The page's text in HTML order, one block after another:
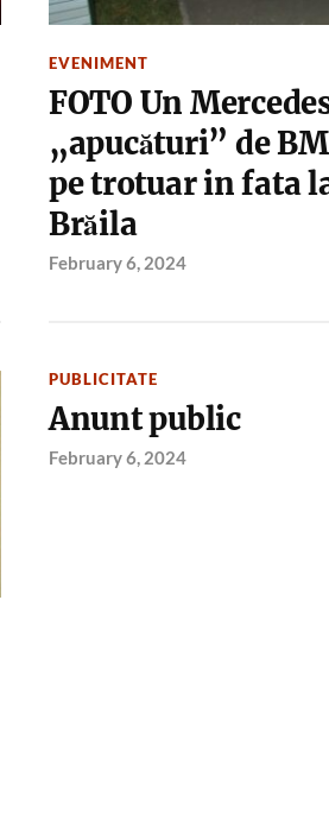
EVENIMENT
FOTO Un
„apucături” de
pe trotuar in fata
Brăila
February 6, 2024
PUBLICITATE
Anunt public
February 6, 2024